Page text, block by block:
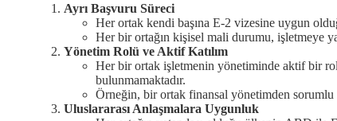
Ayrı Başvuru Süreci
Her ortak kendi başına E-2 vizesine uygun
Her bir ortağın kişisel mali durumu, işletmeye
Yönetim Rolü ve Aktif Katılım
Her bir ortak işletmenin yönetiminde aktif bir rol
bulunmamaktadır.
Örneğin, bir ortak finansal yönetimden
Uluslararası Anlaşmalara Uygunluk